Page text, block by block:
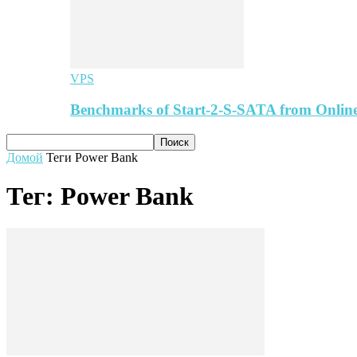
VPS
Benchmarks of Start-2-S-SATA from
Домой Теги Power Bank
Тег: Power Bank